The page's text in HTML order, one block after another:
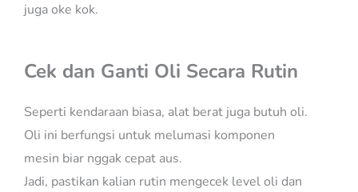
juga oke kok.
Cek dan Ganti Oli Secara Rutin
Seperti kendaraan biasa, alat berat juga butuh oli.
Oli ini berfungsi untuk melumasi komponen
mesin biar nggak cepat aus.
Jadi, pastikan kalian rutin mengecek level oli dan